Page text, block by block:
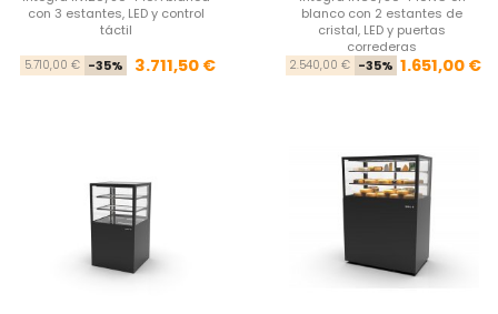
con 3 estantes, LED y control
táctil
Precio base
5.710,00 € -35% Precio
3.711,50 €
blanco con 2 estantes de
cristal, LED y puertas
correderas
2.540,00 € -35% 1.651,00 €